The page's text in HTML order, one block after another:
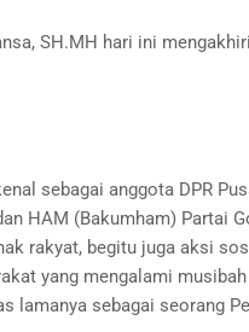
SH.MH hari ini
sebagai anggota DPR
HAM (Bakumham) Partai
rakyat, begitu juga aksi
yang mengalami
lamanya sebagai seorang